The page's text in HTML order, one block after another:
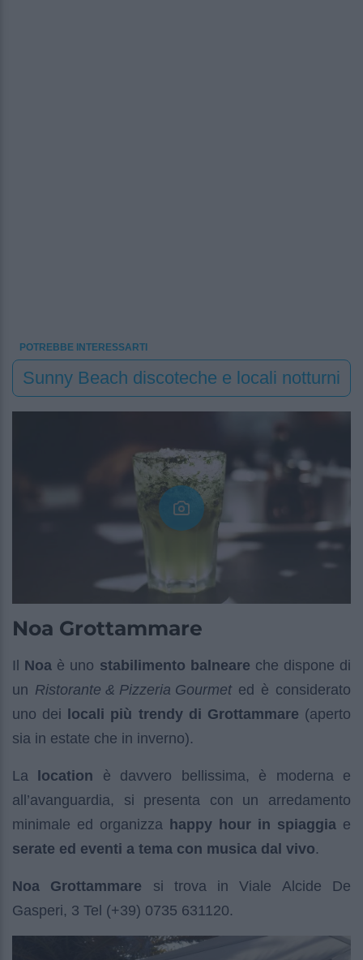
POTREBBE INTERESSARTI
Sunny Beach discoteche e locali notturni
Noa Grottammare
Il Noa è uno stabilimento balneare che dispone di
un Ristorante & Pizzeria Gourmeted è considerato
uno dei
locali più trendy di Grottammare (aperto
sia in estate che in inverno).
La location è davvero bellissima, è moderna e
all’avanguardia, si presenta con un arredamento
minimale ed organizza happy hour in spiaggia e
serate ed eventi a tema con musica dal vivo.
Noa Grottammare si trova in Viale Alcide De
Gasperi, 3 Tel (+39) 0735 631120.